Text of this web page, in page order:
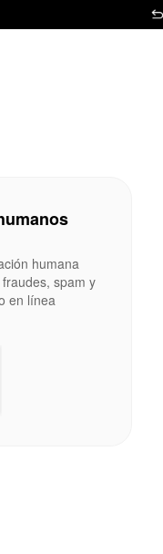
humana
spam y
en línea